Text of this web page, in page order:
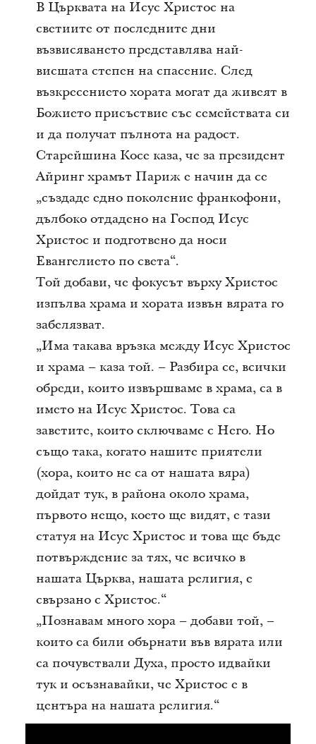
В Църквата на Исус Христос на
светиите от последните дни
възвисяването представлява най-
висшата степен на спасение. След
възкресението хората могат да живеят в
Божието присъствие със семействата си
и да получат пълнота на радост.
Старейшина Косе каза, че за президент
Айринг храмът Париж е начин да се
„създаде едно поколение франкофони,
дълбоко отдадено на Господ Исус
Христос и подготвено да носи
Евангелието по света“.
Той добави, че фокусът върху Христос
изпълва храма и хората извън вярата го
забелязват.
„Има такава връзка между Исус Христос
и храма – каза той. – Разбира се, всички
обреди, които извършваме в храма, са в
името на Исус Христос. Това са
заветите, които сключваме с Него. Но
също така, когато нашите приятели
(хора, които не са от нашата вяра)
дойдат тук, в района около храма,
първото нещо, което ще видят, е тази
статуя на Исус Христос и това ще бъде
потвърждение за тях, че всичко в
нашата Църква, нашата религия, е
свързано с Христос.“
„Познавам много хора – добави той, –
които са били обърнати във вярата или
са почувствали Духа, просто идвайки
тук и осъзнавайки, че Христос е в
центъра на нашата религия.“